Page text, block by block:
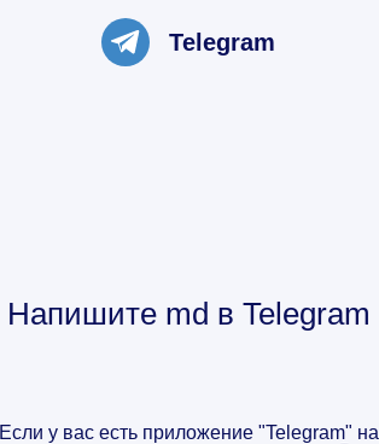
Telegram
Напишите md в Telegram
Если у вас есть приложение "Telegram" на